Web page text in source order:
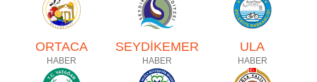
ORTACA
HABER
SEYDİKEMER
HABER
ULA
HABER